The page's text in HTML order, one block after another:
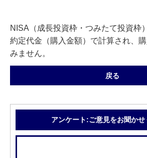
NISA（成長投資枠・つみたて投資枠
約定代金（購入金額）で計算され、
みません。
戻る
アンケート:ご意見をお聞かせ